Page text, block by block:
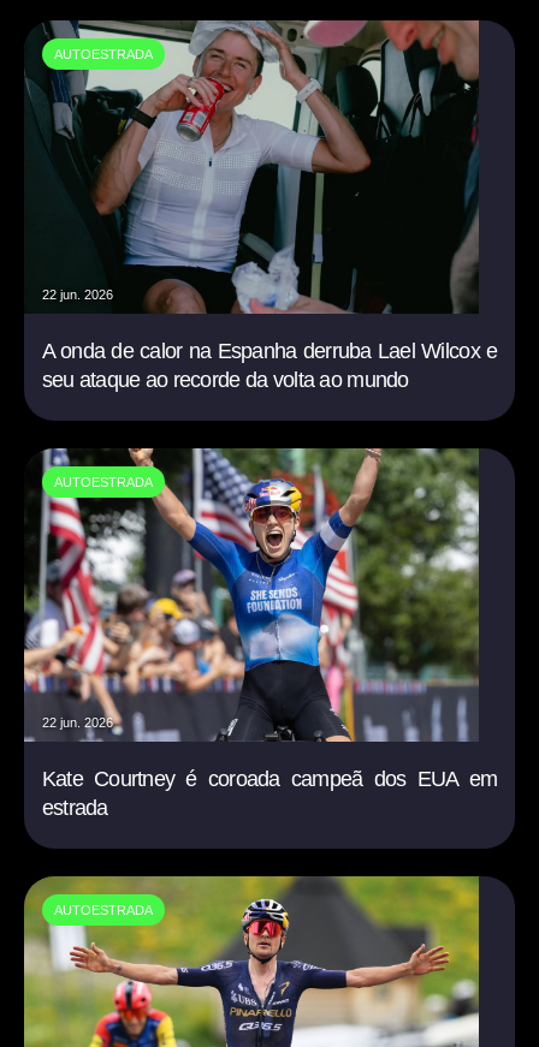
AUTOESTRADA
22 jun. 2026
A onda de calor na Espanha derruba Lael Wilcox e
seu ataque ao recorde da volta ao mundo
AUTOESTRADA
22 jun. 2026
Kate Courtney é coroada campeã dos EUA em
estrada
AUTOESTRADA